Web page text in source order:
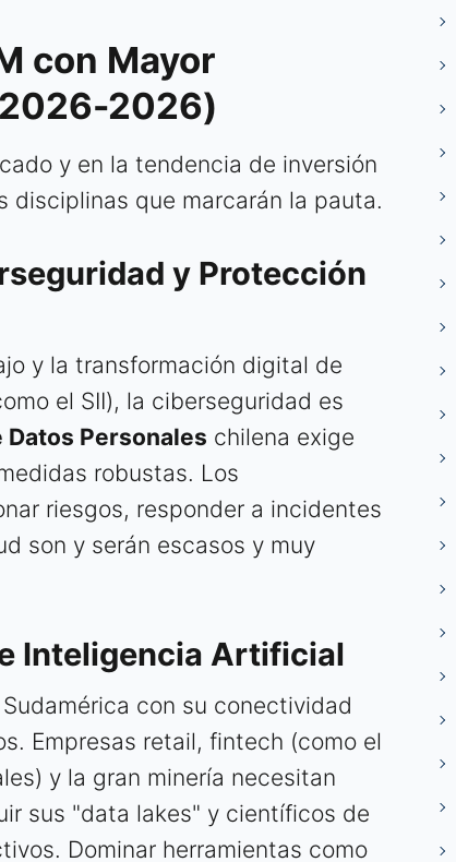
con Mayor
2026)
y en la tendencia de inversión
disciplinas que marcarán la pauta.
y Protección
y la transformación digital de
el SII), la ciberseguridad es
Datos Personales chilena exige
robustas. Los
riesgos, responder a incidentes
son y serán escasos y muy
Inteligencia Artificial
con su conectividad
Empresas retail, fintech (como el
y la gran minería necesitan
sus "data lakes" y científicos de
Dominar herramientas como